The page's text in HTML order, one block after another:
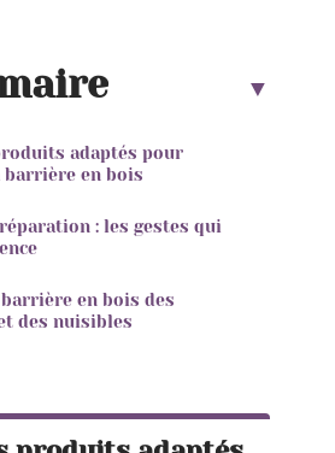
adaptés pour
en bois
: les gestes qui
en bois des
des nuisibles